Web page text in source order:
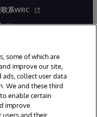
系WRC
some of which are
improve our site,
collect user data
We and these third
enable certain
improve
users and their